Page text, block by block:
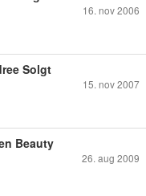
16. nov 2006
Solgt
15. nov 2007
Beauty
26. aug 2009